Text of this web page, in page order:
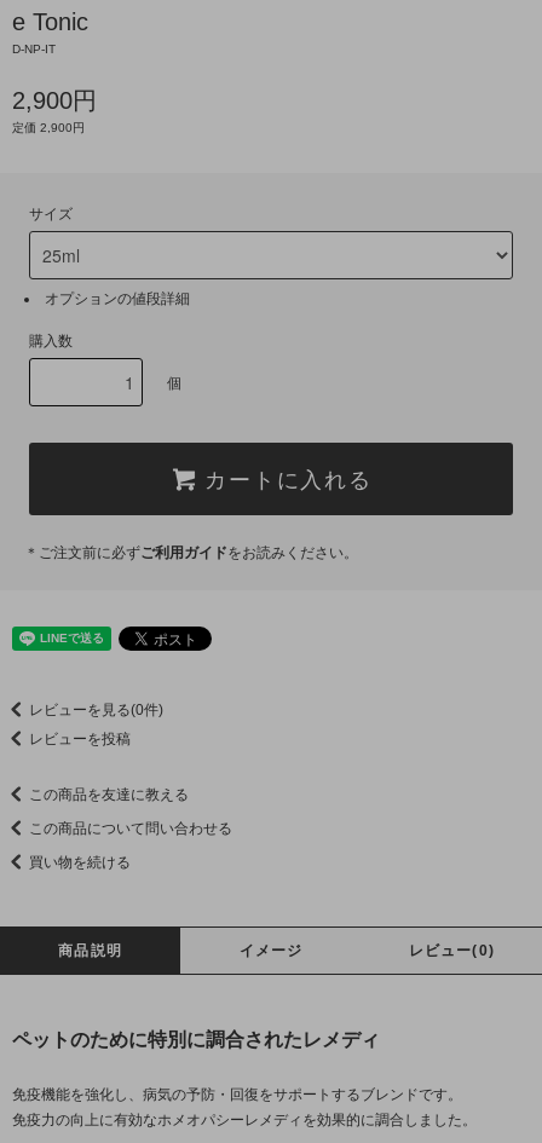
e Tonic
D-NP-IT
2,900円
定価 2,900円
サイズ
オプションの値段詳細
購入数
個
カートに入れる
＊ご注文前に必ずご利用ガイドをお読みください。
レビューを見る(0件)
レビューを投稿
この商品を友達に教える
この商品について問い合わせる
買い物を続ける
商品説明 イメージ レビュー(0)
ペットのために特別に調合されたレメディ
免疫機能を強化し、病気の予防・回復をサポートするブレンドです。
免疫力の向上に有効なホメオパシーレメディを効果的に調合しました。